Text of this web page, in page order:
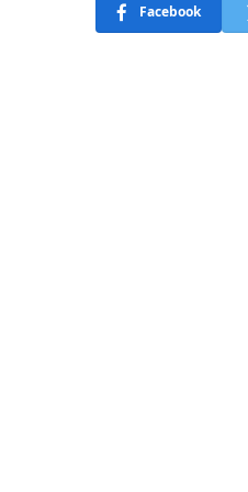
Facebook